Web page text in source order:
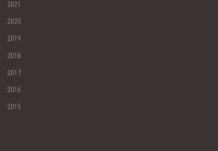
2021
2020
2019
2018
2017
2016
2015